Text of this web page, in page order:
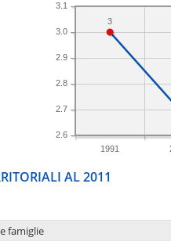
1991
2.6
2.7
2.8
2.9
3.0
3.1
3
AL 2011
famiglie